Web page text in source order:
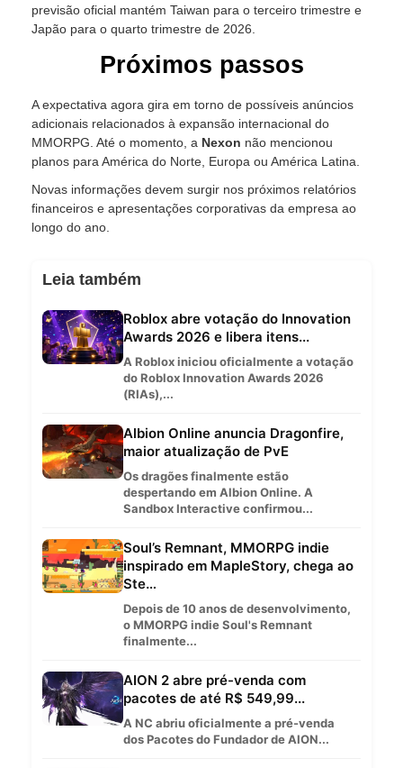
previsão oficial mantém Taiwan para o terceiro trimestre e
Japão para o quarto trimestre de 2026.
Próximos passos
A expectativa agora gira em torno de possíveis anúncios
adicionais relacionados à expansão internacional do
MMORPG. Até o momento, a Nexon não mencionou
planos para América do Norte, Europa ou América Latina.
Novas informações devem surgir nos próximos relatórios
financeiros e apresentações corporativas da empresa ao
longo do ano.
Leia também
Roblox abre votação do Innovation
Awards 2026 e libera itens...
A Roblox iniciou oficialmente a votação
do Roblox Innovation Awards 2026
(RIAs),...
Albion Online anuncia Dragonfire,
maior atualização de PvE
Os dragões finalmente estão
despertando em Albion Online. A
Sandbox Interactive confirmou...
Soul’s Remnant, MMORPG indie
inspirado em MapleStory, chega ao
Ste…
Depois de 10 anos de desenvolvimento,
o MMORPG indie Soul's Remnant
finalmente...
AION 2 abre pré-venda com
pacotes de até R$ 549,99...
A NC abriu oficialmente a pré-venda
dos Pacotes do Fundador de AION...